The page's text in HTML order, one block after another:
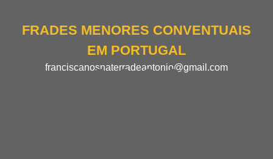
FRADES MENORES CONVENTUAIS
EM PORTUGAL
franciscanosnaterradeantonio@gmail.com